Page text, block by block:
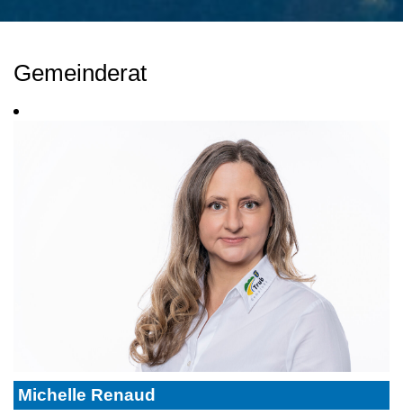
Gemeinderat
Michelle Renaud